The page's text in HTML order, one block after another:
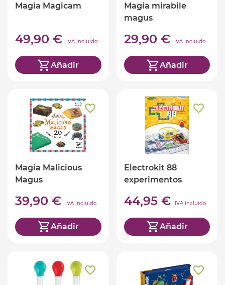
Magia Magicam
49,90 € IVA incluido
Añadir
Magia mirabile
magus
29,90 € IVA incluido
Añadir
Magia Malicious
Magus
39,90 € IVA incluido
Añadir
Electrokit 88
experimentos
44,95 € IVA incluido
Añadir